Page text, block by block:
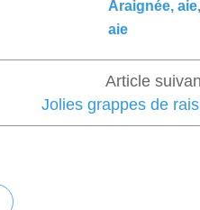
Araignée,
aie
Jolies grappes de